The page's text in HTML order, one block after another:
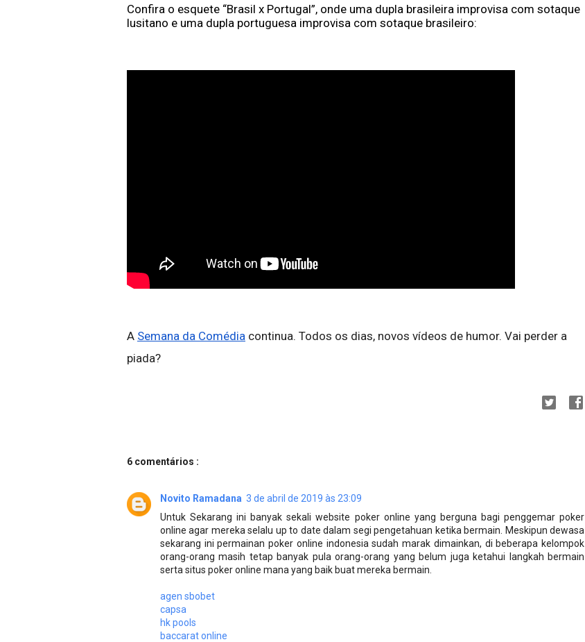
Confira o esquete “Brasil x Portugal”, onde uma dupla brasileira improvisa com sotaque
lusitano e uma dupla portuguesa improvisa com sotaque brasileiro:
A Semana da Comédia continua. Todos os dias, novos vídeos de humor. Vai perder a
piada?
6 comentários :
Novito Ramadana 3 de abril de 2019 às 23:09
Untuk Sekarang ini banyak sekali website poker online yang berguna bagi penggemar poker
online agar mereka selalu up to date dalam segi pengetahuan ketika bermain. Meskipun dewasa
sekarang ini permainan poker online indonesia sudah marak dimainkan, di beberapa kelompok
orang-orang masih tetap banyak pula orang-orang yang belum juga ketahui langkah bermain
serta situs poker online mana yang baik buat mereka bermain.
agen sbobet
capsa
hk pools
baccarat online